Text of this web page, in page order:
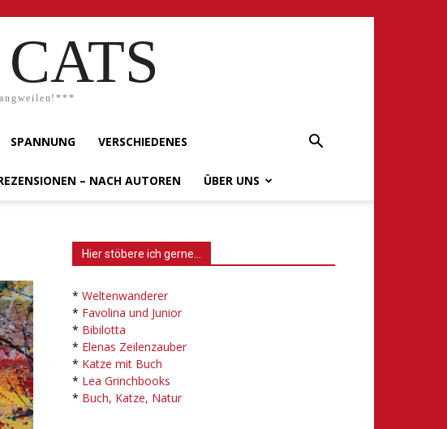
SPANNUNG VERSCHIEDENES
– NACH AUTOREN ÜBER UNS
Hier stöbere ich gerne…
* Weltenwanderer
* Favolina und Junior
* Bibilotta
* Elenas Zeilenzauber
* Katze mit Buch
* Lea Grinchbooks
* Buch, Katze, Natur